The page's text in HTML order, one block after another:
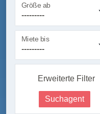
Größe ab
Miete bis
Erweiterte Filter
Suchagent